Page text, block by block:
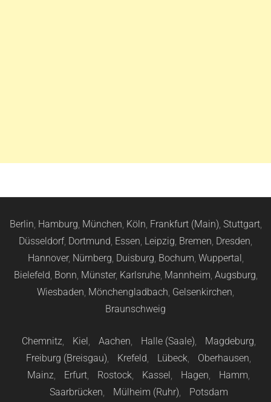
Berlin, Hamburg, München, Köln, Frankfurt (Main), Stuttgart,
Düsseldorf, Dortmund, Essen, Leipzig, Bremen, Dresden,
Hannover, Nürnberg, Duisburg, Bochum, Wuppertal,
Bielefeld, Bonn, Münster, Karlsruhe, Mannheim, Augsburg,
Wiesbaden, Mönchengladbach, Gelsenkirchen,
Braunschweig
Chemnitz, Kiel, Aachen, Halle (Saale), Magdeburg,
Freiburg (Breisgau), Krefeld, Lübeck, Oberhausen,
Mainz, Erfurt, Rostock, Kassel, Hagen, Hamm,
Saarbrücken, Mülheim (Ruhr), Potsdam